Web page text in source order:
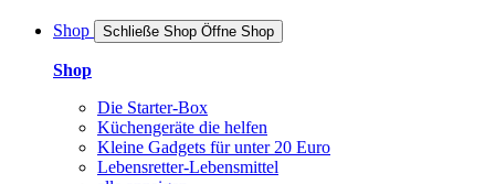
Shop Schließe Shop Öffne Shop
Shop
Die Starter-Box
Küchengeräte die helfen
Kleine Gadgets für unter 20 Euro
Lebensretter-Lebensmittel